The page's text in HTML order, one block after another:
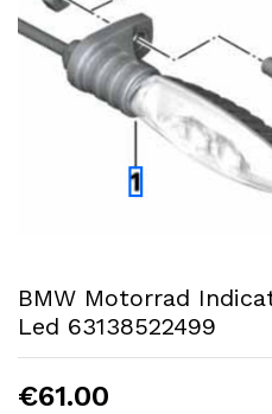
BMW Motorrad
Led 63138522499
€61.00